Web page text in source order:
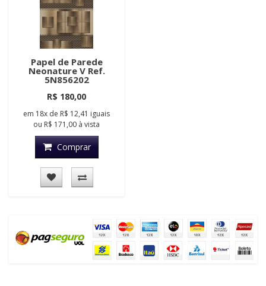
Papel de Parede
Neonature V Ref.
5N856202
R$ 180,00
em 18x de R$ 12,41 iguais
ou R$ 171,00 à vista
Comprar